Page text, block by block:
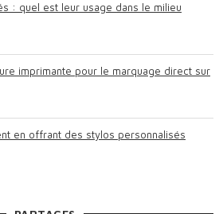
: quel est leur usage dans le milieu
imprimante pour le marquage direct sur
en offrant des stylos personnalisés